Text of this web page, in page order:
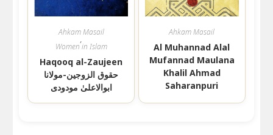
Ahkam Masail
,
Women in Islam
Haqooq al-Zaujeen
حقوق الزوجین-مولانا
ابوالاعلیٰ مودودی
Ahkam Masail
Al Muhannad Alal
Mufannad Maulana
Khalil Ahmad
Saharanpuri